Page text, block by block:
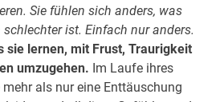
Sie fühlen sich anders, was
schlechter ist. Einfach nur anders.
sie lernen, mit Frust, Traurigkeit
umzugehen. Im Laufe ihres
als nur eine Enttäuschung